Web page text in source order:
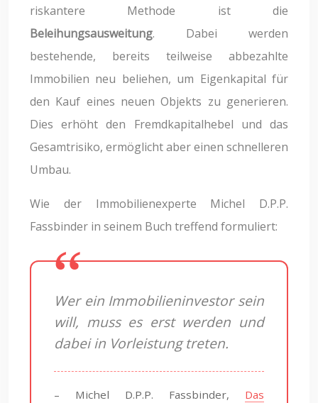
riskantere Methode ist die
Beleihungsausweitung. Dabei werden
bestehende, bereits teilweise abbezahlte
Immobilien neu beliehen, um Eigenkapital für
den Kauf eines neuen Objekts zu generieren.
Dies erhöht den Fremdkapitalhebel und das
Gesamtrisiko, ermöglicht aber einen schnelleren
Umbau.
Wie der Immobilienexperte Michel D.P.P.
Fassbinder in seinem Buch treffend formuliert:
Wer ein Immobilieninvestor sein
will, muss es erst werden und
dabei in Vorleistung treten.
– Michel D.P.P. Fassbinder, Das